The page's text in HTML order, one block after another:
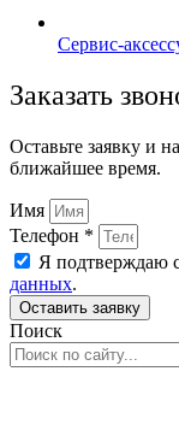
Сервис-
Заказать
Оставьте заявку и
ближайшее время.
Имя
Телефон *
Я подтверждаю
данных.
Оставить заявку
Поиск